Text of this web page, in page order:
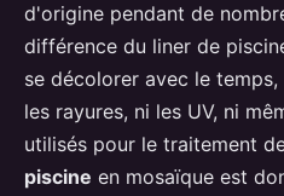
d'origine pendant de
différence du liner de
se décolorer avec le
les rayures, ni les UV, ni
utilisés pour le traitement
piscine en mosaïque est